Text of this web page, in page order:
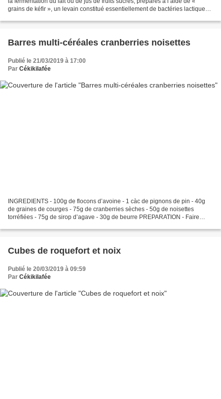
grains de kéfir », un levain constitué essentiellement de bactéries lactiques
Barres multi-céréales cranberries noisettes
Publié le 21/03/2019 à 17:00
Par Cékikilafée
INGREDIENTS - 100g de flocons d’avoine - 1 càc de pignons de pin - 40g
de graines de courges - 75g de cranberries sèches - 50g de noisettes
torréfiées - 75g de sirop d’agave - 30g de beurre PREPARATION - Faire
Cubes de roquefort et noix
Publié le 20/03/2019 à 09:59
Par Cékikilafée